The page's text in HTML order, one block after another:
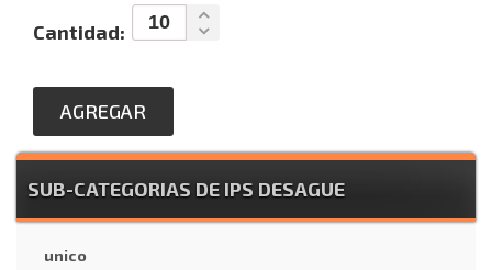
Cantidad:
AGREGAR
SUB-CATEGORIAS DE IPS DESAGUE
unico